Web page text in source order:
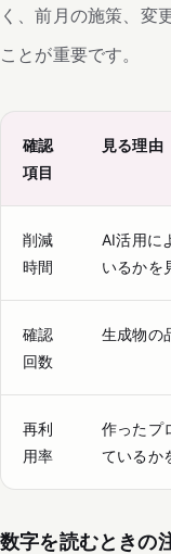
く、前月の施策、変
ことが重要です。
確認
項目
見る理由
削減
時間
AI活用に
いるかを
確認
回数
生成物の
再利
用率
作ったプ
ているか
数字を読むときの